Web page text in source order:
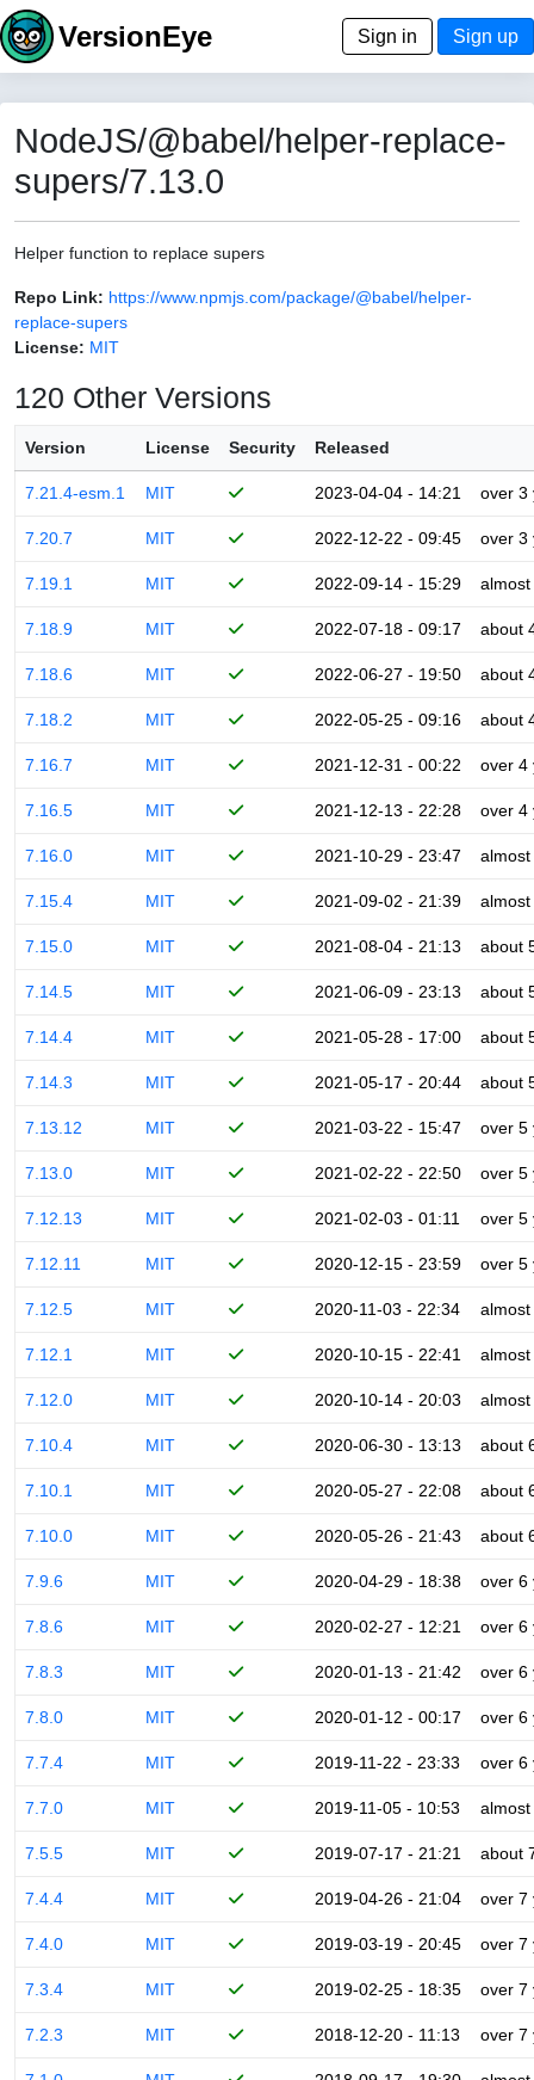
VersionEye Sign in Sign up
NodeJS/@babel/helper-replace-
supers/7.13.0
Helper function to replace supers
Repo Link: https://www.npmjs.com/package/@babel/helper-
replace-supers
License: MIT
120 Other Versions
Version License Security Released
7.21.4-esm.1 MIT 2023-04-04 - 14:21 over 3
7.20.7 MIT 2022-12-22 - 09:45 over 3
7.19.1 MIT 2022-09-14 - 15:29
7.18.9 MIT 2022-07-18 - 09:17 about
7.18.6 MIT 2022-06-27 - 19:50 about
7.18.2 MIT 2022-05-25 - 09:16 about
7.16.7 MIT 2021-12-31 - 00:22 over 4
7.16.5 MIT 2021-12-13 - 22:28 over 4
7.16.0 MIT 2021-10-29 - 23:47
7.15.4 MIT 2021-09-02 - 21:39
7.15.0 MIT 2021-08-04 - 21:13 about
7.14.5 MIT 2021-06-09 - 23:13 about
7.14.4 MIT 2021-05-28 - 17:00 about
7.14.3 MIT 2021-05-17 - 20:44 about
7.13.12 MIT 2021-03-22 - 15:47 over 5
7.13.0 MIT 2021-02-22 - 22:50 over 5
7.12.13 MIT 2021-02-03 - 01:11 over 5
7.12.11 MIT 2020-12-15 - 23:59 over 5
7.12.5 MIT 2020-11-03 - 22:34
7.12.1 MIT 2020-10-15 - 22:41
7.12.0 MIT 2020-10-14 - 20:03
7.10.4 MIT 2020-06-30 - 13:13 about
7.10.1 MIT 2020-05-27 - 22:08 about
7.10.0 MIT 2020-05-26 - 21:43 about
7.9.6 MIT 2020-04-29 - 18:38 over 6
7.8.6 MIT 2020-02-27 - 12:21 over 6
7.8.3 MIT 2020-01-13 - 21:42 over 6
7.8.0 MIT 2020-01-12 - 00:17 over 6
7.7.4 MIT 2019-11-22 - 23:33 over 6
7.7.0 MIT 2019-11-05 - 10:53
7.5.5 MIT 2019-07-17 - 21:21 about
7.4.4 MIT 2019-04-26 - 21:04 over 7
7.4.0 MIT 2019-03-19 - 20:45 over 7
7.3.4 MIT 2019-02-25 - 18:35 over 7
7.2.3 MIT 2018-12-20 - 11:13 over 7